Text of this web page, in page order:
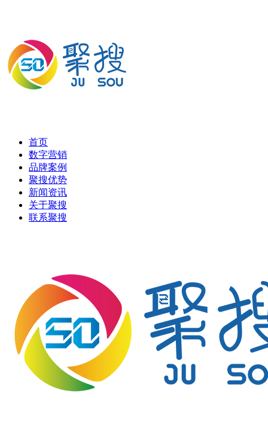
首页
数字营销
品牌案例
聚搜优势
新闻资讯
关于聚搜
联系聚搜